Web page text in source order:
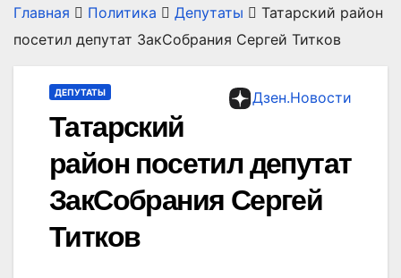
Главная Политика Депутаты
Татарский район
посетил депутат ЗакСобрания Сергей Титков
Дзен.Новости
ДЕПУТАТЫ
Татарский
район посетил депутат
ЗакСобрания Сергей
Титков